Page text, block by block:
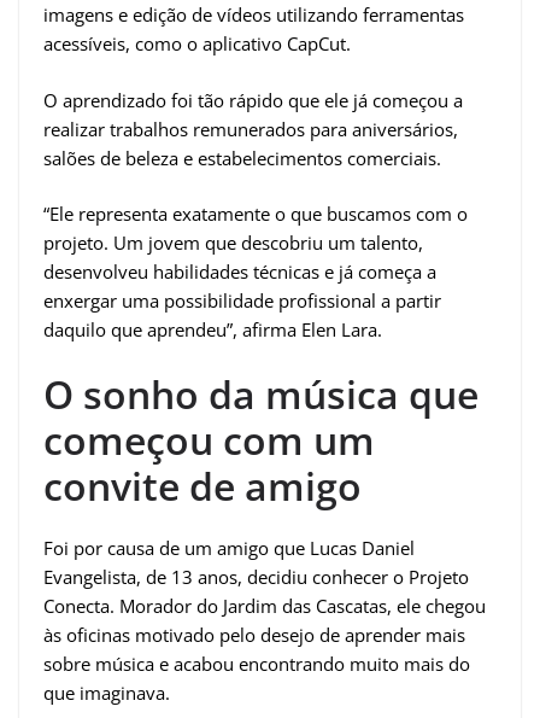
imagens e edição de vídeos utilizando ferramentas
acessíveis, como o aplicativo CapCut.
O aprendizado foi tão rápido que ele já começou a
realizar trabalhos remunerados para aniversários,
salões de beleza e estabelecimentos comerciais.
“Ele representa exatamente o que buscamos com o
projeto. Um jovem que descobriu um talento,
desenvolveu habilidades técnicas e já começa a
enxergar uma possibilidade profissional a partir
daquilo que aprendeu”, afirma Elen Lara.
O sonho da música que
começou com um
convite de amigo
Foi por causa de um amigo que Lucas Daniel
Evangelista, de 13 anos, decidiu conhecer o Projeto
Conecta. Morador do Jardim das Cascatas, ele chegou
às oficinas motivado pelo desejo de aprender mais
sobre música e acabou encontrando muito mais do
que imaginava.